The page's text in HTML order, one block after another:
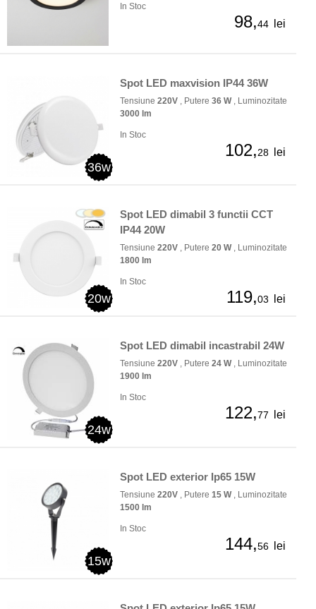
In Stoc
98,44 lei
36w
Spot LED maxvision IP44 36W
Tensiune 220V , Putere 36 W, Luminozitate
3000 lm
In Stoc
102,28 lei
20w
Spot LED dimabil 3 functii CCT
IP44 20W
Tensiune 220V , Putere 20 W, Luminozitate
1800 lm
In Stoc
119,03 lei
24w
Spot LED dimabil incastrabil 24W
Tensiune 220V , Putere 24 W, Luminozitate
1900 lm
In Stoc
122,77 lei
15w
Spot LED exterior Ip65 15W
Tensiune 220V , Putere 15 W, Luminozitate
1500 lm
In Stoc
144,56 lei